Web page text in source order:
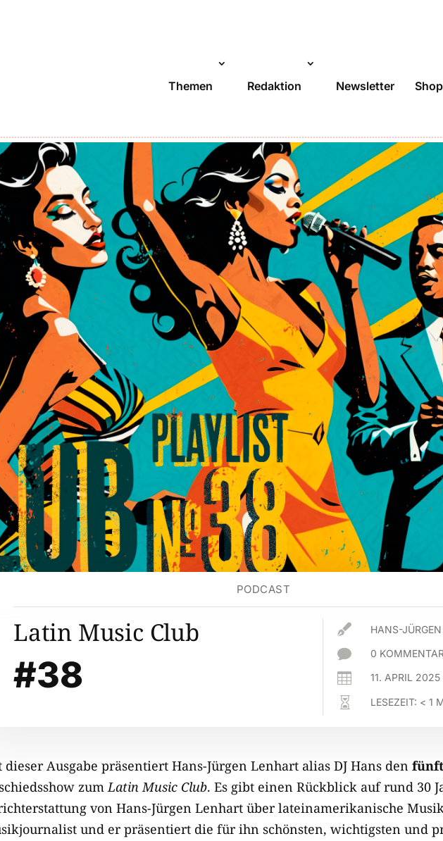
Themen Redaktion Newsletter Shop
PODCAST
Latin Music Club
#38
 HANS-
 0
 11. APRIL 2025
 LESEZEIT: < 1
dieser Ausgabe präsentiert Hans-Jürgen Lenhart alias DJ Hans den
zumLatin Music Club. Es gibt einen Rückblick auf rund 30
von Hans-Jürgen Lenhart über lateinamerikanische
und er präsentiert die für ihn schönsten, wichtigsten und